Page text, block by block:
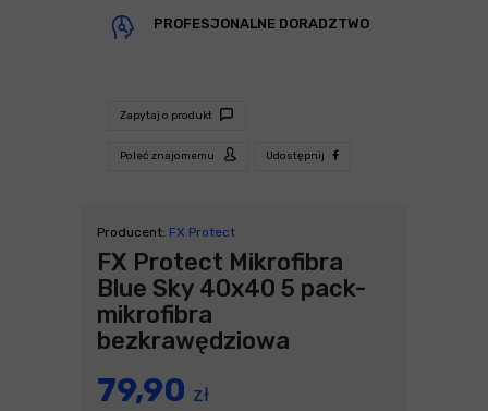
PROFESJONALNE DORADZTWO
Zapytaj o produkt
Poleć znajomemu Udostępnij
Producent: FX Protect
FX Protect Mikrofibra
Blue Sky 40x40 5 pack-
mikrofibra
bezkrawędziowa
79,90 zł